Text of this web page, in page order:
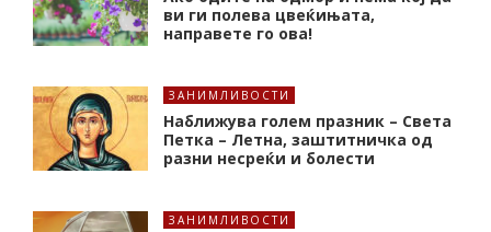
ви ги полева цвеќињата,
направете го ова!
ЗАНИМЛИВОСТИ
Наближува голем празник – Света
Петка – Летна, заштитничка од
разни несреќи и болести
ЗАНИМЛИВОСТИ